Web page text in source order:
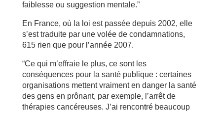
faiblesse ou suggestion mentale.”
En France, où la loi est passée depuis 2002, elle
s’est traduite par une volée de condamnations,
615 rien que pour l’année 2007.
“Ce qui m’effraie le plus, ce sont les
conséquences pour la santé publique : certaines
organisations mettent vraiment en danger la santé
des gens en prônant, par exemple, l’arrêt de
thérapies cancéreuses. J’ai rencontré beaucoup